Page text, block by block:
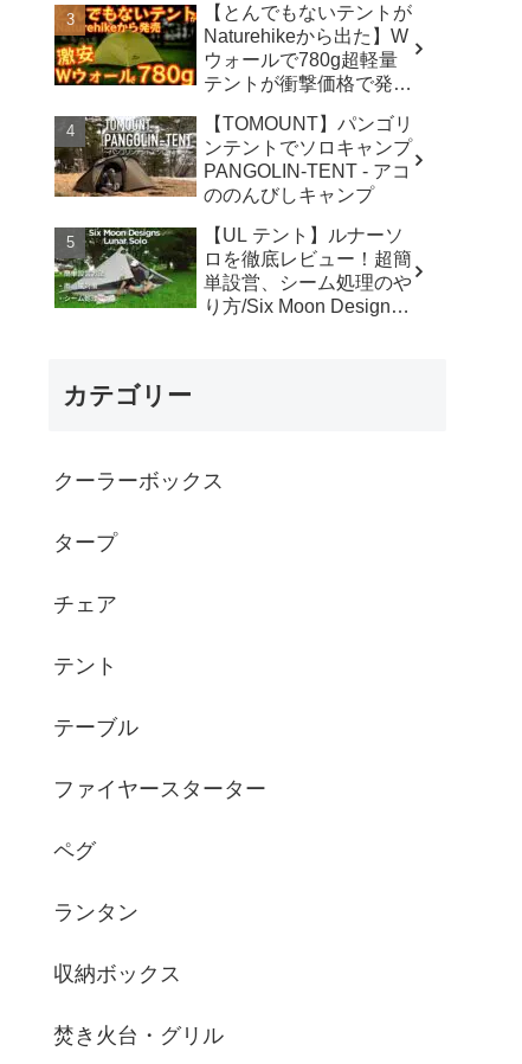
カ】
【とんでもないテントが
Naturehikeから出た】W
ウォールで780g超軽量
テントが衝撃価格で発売
解説の保存版【ULギ
ア】【キャンプ道具】
【アウトドア】#855 -
Hurricane Camp / ハリケ
ーンキャンプ
【TOMOUNT】パンゴリ
ンテントでソロキャンプ
PANGOLIN-TENT - アコ
ののんびしキャンプ
【UL テント】ルナーソ
ロを徹底レビュー！超簡
単設営、シーム処理のや
り方/Six Moon Designs
カテゴリー
クーラーボックス
タープ
チェア
テント
テーブル
ファイヤースターター
ペグ
ランタン
収納ボックス
焚き火台・グリル